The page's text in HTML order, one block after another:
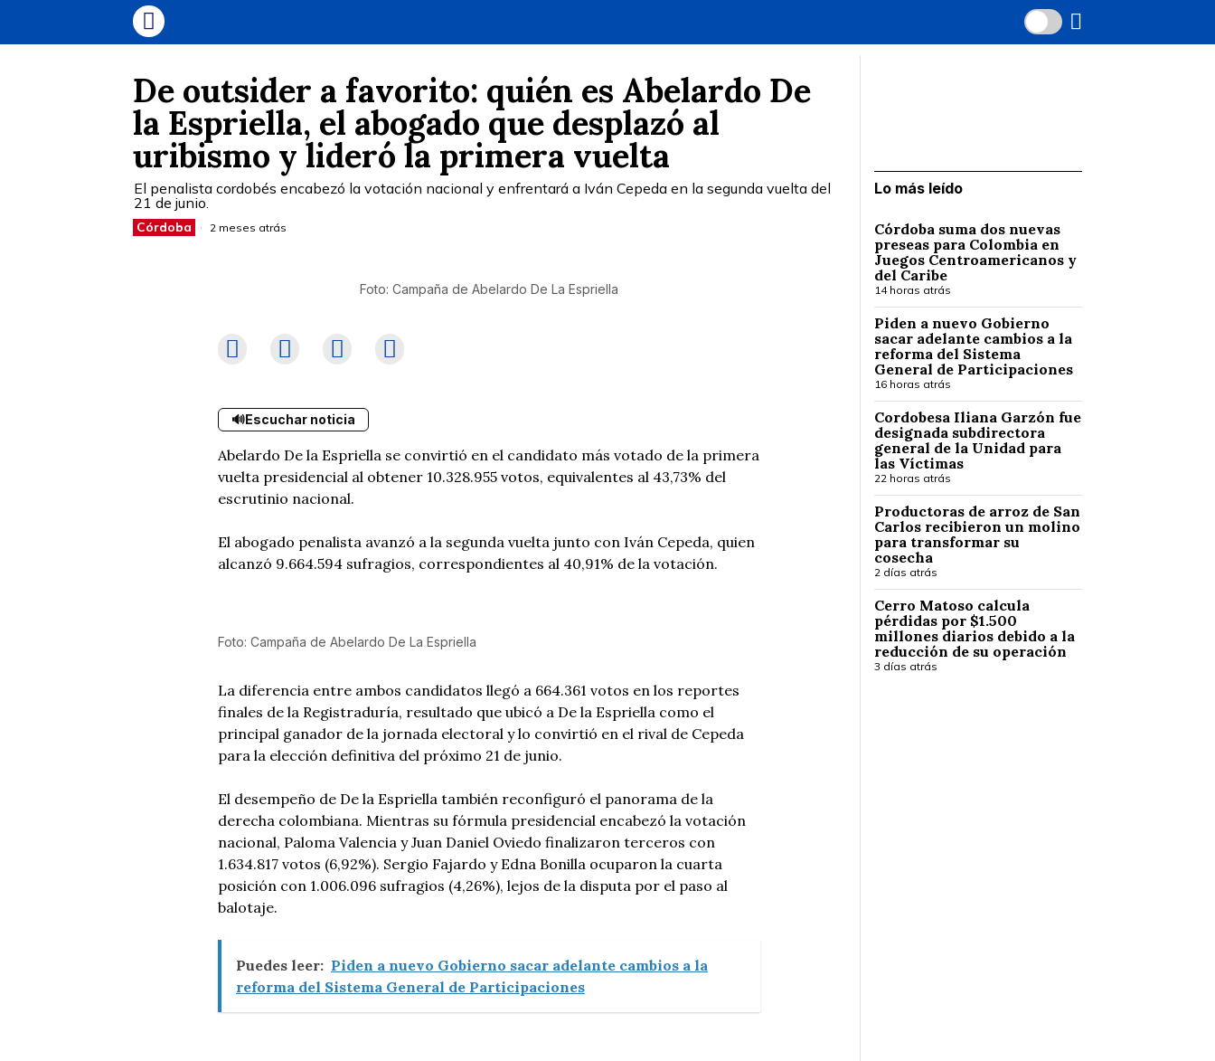
De outsider a favorito: quién es Abelardo De
la Espriella, el abogado que desplazó al
uribismo y lideró la primera vuelta
El penalista cordobés encabezó la votación nacional y enfrentará a Iván Cepeda en la segunda vuelta del
21 de junio.
Córdoba 2 meses atrás
Foto: Campaña de Abelardo De La Espriella
🔊Escuchar noticia
Abelardo De la Espriella se convirtió en el candidato más votado de la primera
vuelta presidencial al obtener 10.328.955 votos, equivalentes al 43,73% del
escrutinio nacional.
El abogado penalista avanzó a la segunda vuelta junto con Iván Cepeda, quien
alcanzó 9.664.594 sufragios, correspondientes al 40,91% de la votación.
Foto: Campaña de Abelardo De La Espriella
La diferencia entre ambos candidatos llegó a 664.361 votos en los reportes
finales de la Registraduría, resultado que ubicó a De la Espriella como el
principal ganador de la jornada electoral y lo convirtió en el rival de Cepeda
para la elección definitiva del próximo 21 de junio.
El desempeño de De la Espriella también reconfiguró el panorama de la
derecha colombiana. Mientras su fórmula presidencial encabezó la votación
nacional, Paloma Valencia y Juan Daniel Oviedo finalizaron terceros con
1.634.817 votos (6,92%). Sergio Fajardo y Edna Bonilla ocuparon la cuarta
posición con 1.006.096 sufragios (4,26%), lejos de la disputa por el paso al
balotaje.
Puedes leer: Piden a nuevo Gobierno sacar adelante cambios a la
reforma del Sistema General de Participaciones
Lo más leído
Córdoba suma dos nuevas
preseas para Colombia en
Juegos Centroamericanos y
del Caribe
14 horas atrás
Piden a nuevo Gobierno
sacar adelante cambios a la
reforma del Sistema
General de Participaciones
16 horas atrás
Cordobesa Iliana Garzón fue
designada subdirectora
general de la Unidad para
las Víctimas
22 horas atrás
Productoras de arroz de San
Carlos recibieron un molino
para transformar su
cosecha
2 días atrás
Cerro Matoso calcula
pérdidas por $1.500
millones diarios debido a la
reducción de su operación
3 días atrás